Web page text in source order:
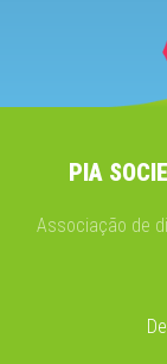
PIA
Associação de